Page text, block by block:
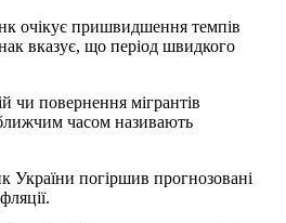
очікує пришвидшення темпів
вказує, що період швидкого
чи повернення мігрантів
часом називають
України погіршив прогнозовані